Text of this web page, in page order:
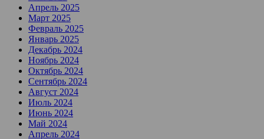
Апрель 2025
Март 2025
Февраль 2025
Январь 2025
Декабрь 2024
Ноябрь 2024
Октябрь 2024
Сентябрь 2024
Август 2024
Июль 2024
Июнь 2024
Май 2024
Апрель 2024